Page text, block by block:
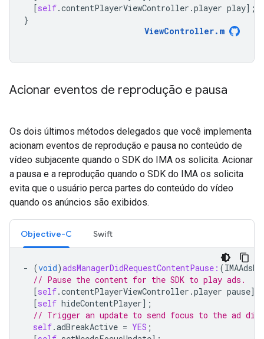
[self.contentPlayerViewController .player play];
}
ViewController. m
Acionar eventos de reprodução e pausa
Os dois últimos métodos delegados que você implementa
acionam eventos de reprodução e pausa no conteúdo de
vídeo subjacente quando o SDK do IMA os solicita. Acionar
a pausa e a reprodução quando o SDK do IMA os solicita
evita que o usuário perca partes do conteúdo do vídeo
quando os anúncios são exibidos.
Objective-C Swift
- (void)adsManagerDidRequestContentPause: (
// Pause the content for the SDK to play ads.
[self.contentPlayerViewController .player pause];
[self hideContentPlayer];
// Trigger an update to send focus to the ad
self.adBreakActive = YES ;